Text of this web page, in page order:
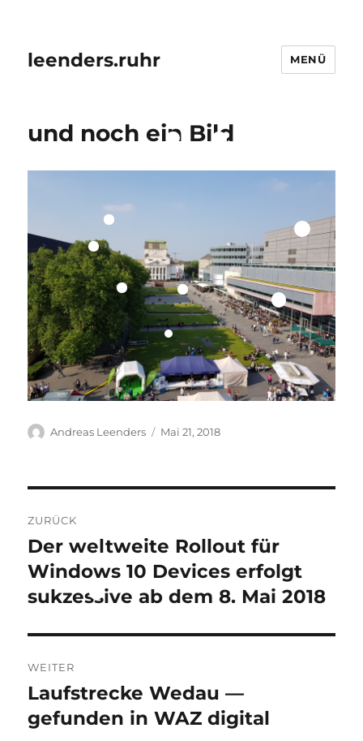
leenders.ruhr MENÜ
und noch ein Bild
Autor
Andreas Leenders
Veröffentlicht
Mai 21, 2018
ZURÜCK
Vorheriger
Beitrag:
Der weltweite Rollout für
Windows 10 Devices erfolgt
sukzessive ab dem 8. Mai 2018
WEITER
Nächster
Beitrag:
Laufstrecke Wedau —
gefunden in WAZ digital